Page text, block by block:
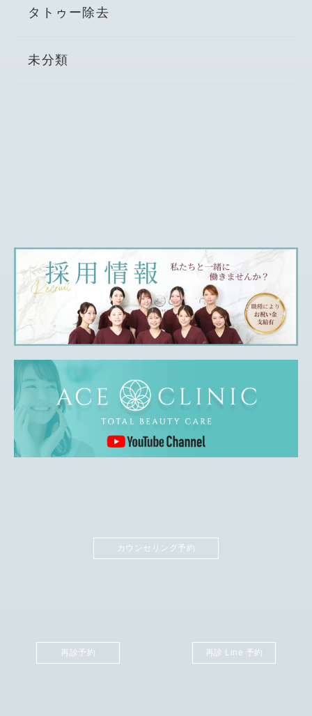
タトゥー除去
未分類
カウンセリング予約
再診予約 再診 Line 予約